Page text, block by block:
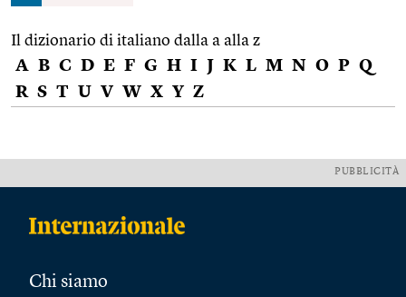
Il dizionario di italiano dalla a alla z
A B C D E F G H I J K L M N O P Q
R S T U V W X Y Z
PUBBLICITÀ
Chi siamo